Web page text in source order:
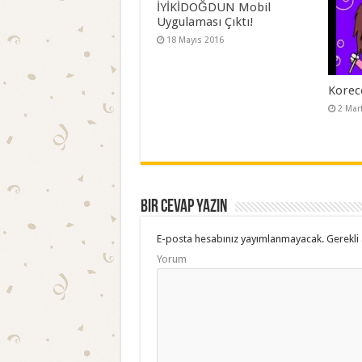
İYİKİDOĞDUN Mobil
Uygulaması Çıktı!
18 Mayıs 2016
2
Bir cevap yazın
E-posta hesabınız yayımlanmayacak.Gerekli
Yorum